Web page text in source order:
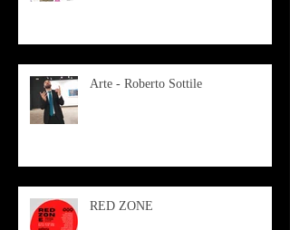
Arte - Roberto Sottile
RED ZONE